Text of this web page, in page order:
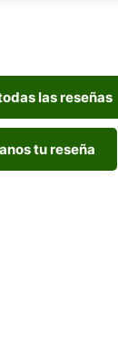
las reseñas
tu reseña